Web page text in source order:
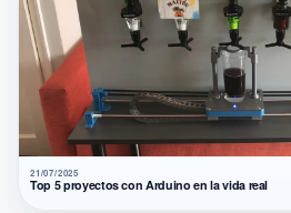
21/07/2025
Top 5 proyectos con Arduino en la vida real